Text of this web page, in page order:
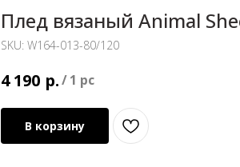
Плед вязаный Animal
SKU: W164-013-80/120
4 190 р./1 pc
В корзину